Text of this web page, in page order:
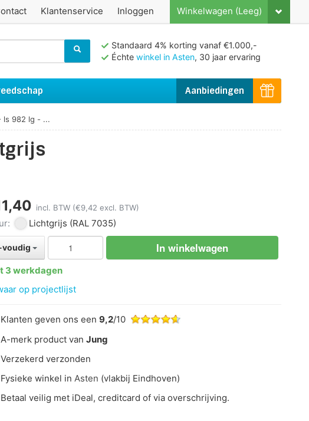
Winkelwagen (Leeg)
Inloggen
Klantenservice
Standaard 4% korting vanaf €1.000,-
Échte winkel in Asten, 30 jaar ervaring
Aanbiedingen
ls 982 lg - ...
incl. BTW (€9,42 excl. BTW)
Lichtgrijs (RAL 7035)
In winkelwagen
3 werkdagen
op projectlijst
Klanten geven ons een 9,2/10
A-merk product van Jung
Verzekerd verzonden
Fysieke winkel in Asten (vlakbij Eindhoven)
Betaal veilig met iDeal, creditcard of via overschrijving.